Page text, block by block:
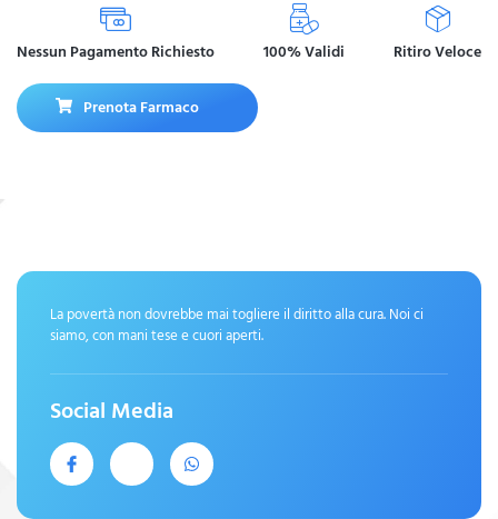
Nessun Pagamento Richiesto 100% Validi Ritiro Veloce
Prenota Farmaco
La povertà non dovrebbe mai togliere il diritto alla cura. Noi ci
siamo, con mani tese e cuori aperti.
Social Media